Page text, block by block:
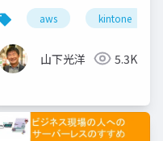
aws kintone
山下光洋 5.3K